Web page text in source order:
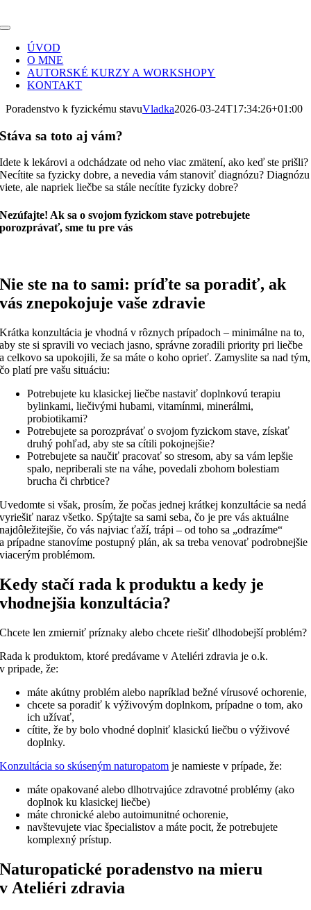
to
Toggle
Navigation
ÚVOD
O MNE
AUTORSKÉ KURZY A WORKSHOPY
KONTAKT
Poradenstvo k fyzickému stavuVladka2026-03-24T17:34:26+01:00
Stáva sa toto aj vám?
Idete k lekárovi a odchádzate od neho viac zmätení, ako keď ste prišli?
Necítite sa fyzicky dobre, a nevedia vám stanoviť diagnózu? Diagnózu
viete, ale napriek liečbe sa stále necítite fyzicky dobre?
Nezúfajte! Ak sa o svojom fyzickom stave potrebujete
porozprávať, sme tu pre vás
Nie ste na to sami: príďte sa poradiť, ak
vás znepokojuje vaše zdravie
Krátka konzultácia je vhodná v rôznych prípadoch – minimálne na to,
aby ste si spravili vo veciach jasno, správne zoradili priority pri liečbe
a celkovo sa upokojili, že sa máte o koho oprieť. Zamyslite sa nad tým,
čo platí pre vašu situáciu:
Potrebujete ku klasickej liečbe nastaviť doplnkovú terapiu
bylinkami, liečivými hubami, vitamínmi, minerálmi,
probiotikami?
Potrebujete sa porozprávať o svojom fyzickom stave, získať
druhý pohľad, aby ste sa cítili pokojnejšie?
Potrebujete sa naučiť pracovať so stresom, aby sa vám lepšie
spalo, nepriberali ste na váhe, povedali zbohom bolestiam
brucha či chrbtice?
Uvedomte si však, prosím, že počas jednej krátkej konzultácie sa nedá
vyriešiť naraz všetko. Spýtajte sa sami seba, čo je pre vás aktuálne
najdôležitejšie, čo vás najviac ťaží, trápi – od toho sa „odrazíme“
a prípadne stanovíme postupný plán, ak sa treba venovať podrobnejšie
viacerým problémom.
Kedy stačí rada k produktu a kedy je
vhodnejšia konzultácia?
Chcete len zmierniť príznaky alebo chcete riešiť dlhodobejší problém?
Rada k produktom, ktoré predávame v Ateliéri zdravia je o.k.
v pripade, že:
máte akútny problém alebo napríklad bežné vírusové ochorenie,
chcete sa poradiť k výživovým doplnkom, prípadne o tom, ako
ich užívať,
cítite, že by bolo vhodné doplniť klasickú liečbu o výživové
doplnky.
Konzultácia so skúseným naturopatom je namieste v prípade, že:
máte opakované alebo dlhotrvajúce zdravotné problémy (ako
doplnok ku klasickej liečbe)
máte chronické alebo autoimunitné ochorenie,
navštevujete viac špecialistov a máte pocit, že potrebujete
komplexný prístup.
Naturopatické poradenstvo na mieru
v Ateliéri zdravia